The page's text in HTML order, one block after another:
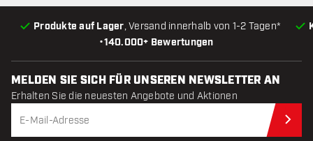
•140.000+ Bewertungen
Produkte auf Lager, Versand innerhalb von 1-2 Tagen*
MELDEN SIE SICH FÜR UNSEREN NEWSLETTER AN
Erhalten Sie die neuesten Angebote und Aktionen